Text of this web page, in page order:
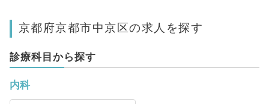
京都府京都市中京区の求人を探す
診療科目から探す
内科